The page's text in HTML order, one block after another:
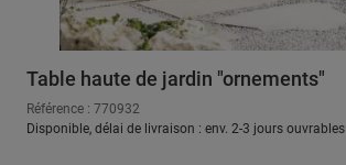
Table haute de jardin "ornements"
Référence : 770932
Disponible, délai de livraison : env. 2-3 jours ouvrables